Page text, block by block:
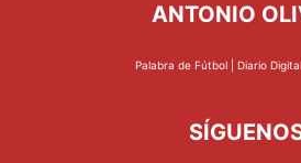
ANTONIO
Palabra de Fútbol | Diario